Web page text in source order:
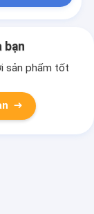
bạn
sản phẩm tốt